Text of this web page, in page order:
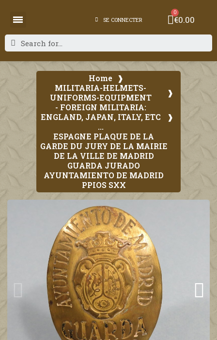
SE CONNECTER €0.00
Home
MILITARIA-HELMETS-
UNIFORMS-EQUIPMENT
- FOREIGN MILITARIA:
ENGLAND, JAPAN, ITALY, ETC
...
ESPAGNE PLAQUE DE LA
GARDE DU JURY DE LA MAIRIE
DE LA VILLE DE MADRID
GUARDA JURADO
AYUNTAMIENTO DE MADRID
PPIOS SXX